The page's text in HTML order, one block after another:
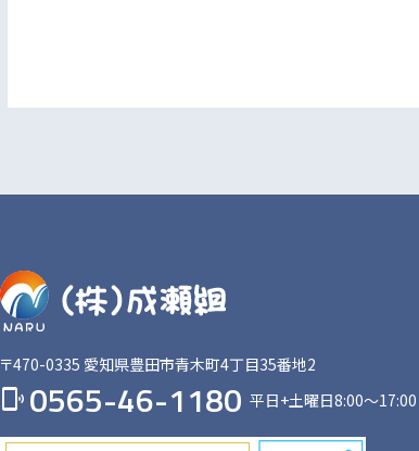
〒470-0335 愛知県豊田市青木町4丁目35番地2
phonelink_ring 0565-46-1180 平日+土曜日8:00～17:00